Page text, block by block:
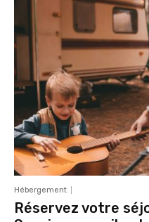
Hébergement
Réservez votre